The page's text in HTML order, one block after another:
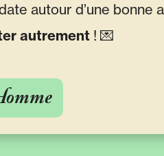
autour d’une bonne
autrement ! 💌